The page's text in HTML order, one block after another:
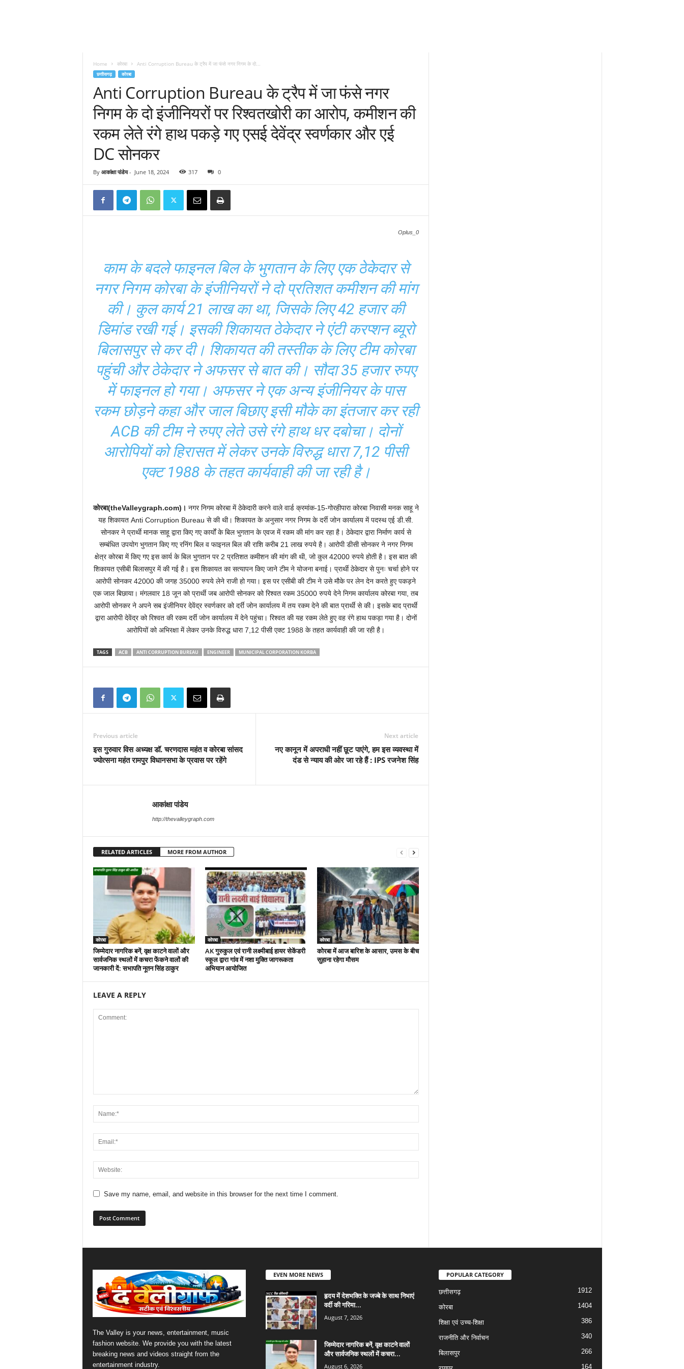
Home कोरबा Anti Corruption Bureau के ट्रैप में जा फंसे नगर निगम के दो...
छत्तीसगढ़ कोरबा
Anti Corruption Bureau के ट्रैप में जा फंसे नगर
निगम के दो इंजीनियरों पर रिश्वतखोरी का आरोप, कमीशन की
रकम लेते रंगे हाथ पकड़े गए एसई देवेंद्र स्वर्णकार और एई
DC सोनकर
By आकांक्षा पांडेय- June 18, 2024 317 0
Oplus_0
काम के बदले फाइनल बिल के भुगतान के लिए एक ठेकेदार से
नगर निगम कोरबा के इंजीनियरों ने दो प्रतिशत कमीशन की मांग
की। कुल कार्य 21 लाख का था, जिसके लिए 42 हजार की
डिमांड रखी गई। इसकी शिकायत ठेकेदार ने एंटी करप्शन ब्यूरो
बिलासपुर से कर दी। शिकायत की तस्तीक के लिए टीम कोरबा
पहुंची और ठेकेदार ने अफसर से बात की। सौदा 35 हजार रुपए
में फाइनल हो गया। अफसर ने एक अन्य इंजीनियर के पास
रकम छोड़ने कहा और जाल बिछाए इसी मौके का इंतजार कर रही
ACB की टीम ने रुपए लेते उसे रंगे हाथ धर दबोचा। दोनों
आरोपियों को हिरासत में लेकर उनके विरुद्ध धारा 7,12 पीसी
एक्ट 1988 के तहत कार्यवाही की जा रही है।
कोरबा(theValleygraph.com)। नगर निगम कोरबा में ठेकेदारी करने वाले वार्ड क्रमांक-15-गोरहीपारा कोरबा निवासी मनक साहू ने
यह शिकायत Anti Corruption Bureau से की थी। शिकायत के अनुसार नगर निगम के दर्री जोन कार्यालय में पदस्थ एई डी.सी.
सोनकर ने प्रार्थी मानक साहू द्वारा किए गए कार्यों के बिल भुगतान के एवज में रकम की मांग कर रहा है। ठेकेदार द्वारा निर्माण कार्य से
सम्बंधित उपयोग भुगतान किए गए रनिंग बिल व फाइनल बिल की राशि करीब 21 लाख रुपये है। आरोपी डीसी सोनकर ने नगर निगम
क्षेत्र कोरबा में किए गए इस कार्य के बिल भुगतान पर 2 प्रतिशत कमीशन की मांग की थी, जो कुल 42000 रुपये होती है। इस बात की
शिकायत एसीबी बिलासपुर में की गई है। इस शिकायत का सत्यापन किए जाने टीम ने योजना बनाई। प्रार्थी ठेकेदार से पुनः चर्चा होने पर
आरोपी सोनकर 42000 की जगह 35000 रुपये लेने राजी हो गया। इस पर एसीबी की टीम ने उसे मौके पर लेन देन करते हुए पकड़ने
एक जाल बिछाया। मंगलवार 18 जून को प्रार्थी जब आरोपी सोनकर को रिश्वत रकम 35000 रुपये देने निगम कार्यालय कोरबा गया, तब
आरोपी सोनकर ने अपने सब इंजीनियर देवेंद्र स्वर्णकार को दर्री जोन कार्यालय में तय रकम देने की बात प्रार्थी से की। इसके बाद प्रार्थी
द्वारा आरोपी देवेंद्र को रिश्वत की रकम दर्री जोन कार्यालय में देने पहुंचा। रिश्वत की यह रकम लेते हुए वह रंगे हाथ पकड़ा गया है। दोनों
आरोपियों को अभिरक्षा में लेकर उनके विरुद्ध धारा 7,12 पीसी एक्ट 1988 के तहत कार्यवाही की जा रही है।
TAGS ACB ANTI CORRUPTION BUREAU ENGINEER MUNICIPAL CORPORATION KORBA
Previous article
इस गुरुवार विस अध्यक्ष डॉ. चरणदास महंत व कोरबा सांसद
ज्योत्सना महंत रामपुर विधानसभा के प्रवास पर रहेंगे
Next article
नए कानून में अपराधी नहीं छूट पाएंगे, हम इस व्यवस्था में
दंड से न्याय की ओर जा रहे हैं : IPS रजनेश सिंह
आकांक्षा पांडेय
http://thevalleygraph.com
RELATED ARTICLES MORE FROM AUTHOR
कोरबा
जिम्मेदार नागरिक बनें, वृक्ष काटने वालों और
सार्वजनिक स्थलों में कचरा फेंकने वालों की
जानकारी दें: सभापति नूतन सिंह ठाकुर
कोरबा
AK गुरुकुल एवं रानी लक्ष्मीबाई हायर सेकेंडरी
स्कूल द्वारा गांव में नशा मुक्ति जागरूकता
अभियान आयोजित
कोरबा
कोरबा में आज बारिश के आसार, उमस के बीच
सुहाना रहेगा मौसम
LEAVE A REPLY
Save my name, email, and website in this browser for the next time I comment.
The Valley is your news, entertainment, music
fashion website. We provide you with the latest
breaking news and videos straight from the
entertainment industry.
EVEN MORE NEWS
हृदय में देशभक्ति के जज्बे के साथ निभाएं
वर्दी की गरिमा...
August 7, 2026
जिम्मेदार नागरिक बनें, वृक्ष काटने वालों
और सार्वजनिक स्थलों में कचरा...
August 6, 2026
POPULAR CATEGORY
छत्तीसगढ़ 1912
कोरबा 1404
शिक्षा एवं उच्च-शिक्षा 386
राजनीति और निर्वाचन 340
बिलासपुर 266
164